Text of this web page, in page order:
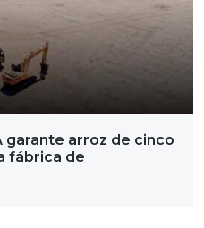
garante arroz de cinco
fábrica de